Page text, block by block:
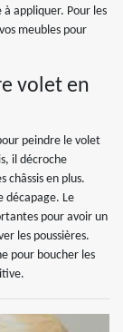
à appliquer. Pour les
meubles pour
volet en
peindre le volet
il décroche
châssis en plus.
décapage. Le
pour avoir un
les poussières.
pour boucher les